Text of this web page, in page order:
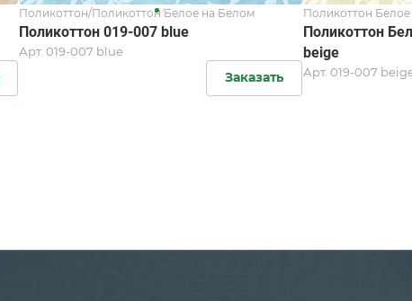
Поликоттон/Поликоттон Белое на Белом
Поликоттон 019-007 blue
Арт. 019-007 blue
Заказать
Поликоттон
Поликоттон
beige
Арт. 019-007